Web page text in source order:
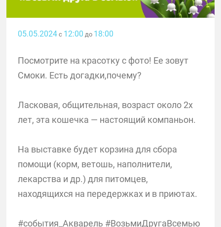
05.05.2024с 12:00 до 18:00
Посмотрите на красотку с фото! Ее зовут
Смоки. Есть догадки,почему?
Ласковая, общительная, возраст около 2х
лет, эта кошечка — настоящий компаньон.
На выставке будет корзина для сбора
помощи (корм, ветошь, наполнители,
лекарства и др.) для питомцев,
находящихся на передержках и в приютах.
#события_Акварель #ВозьмиДругаВсемью